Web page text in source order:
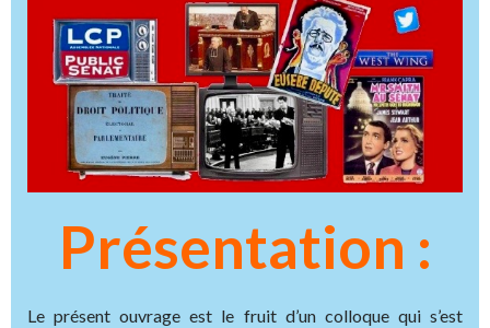
Présentation :
Le présent ouvrage est le fruit d’un colloque qui s’est